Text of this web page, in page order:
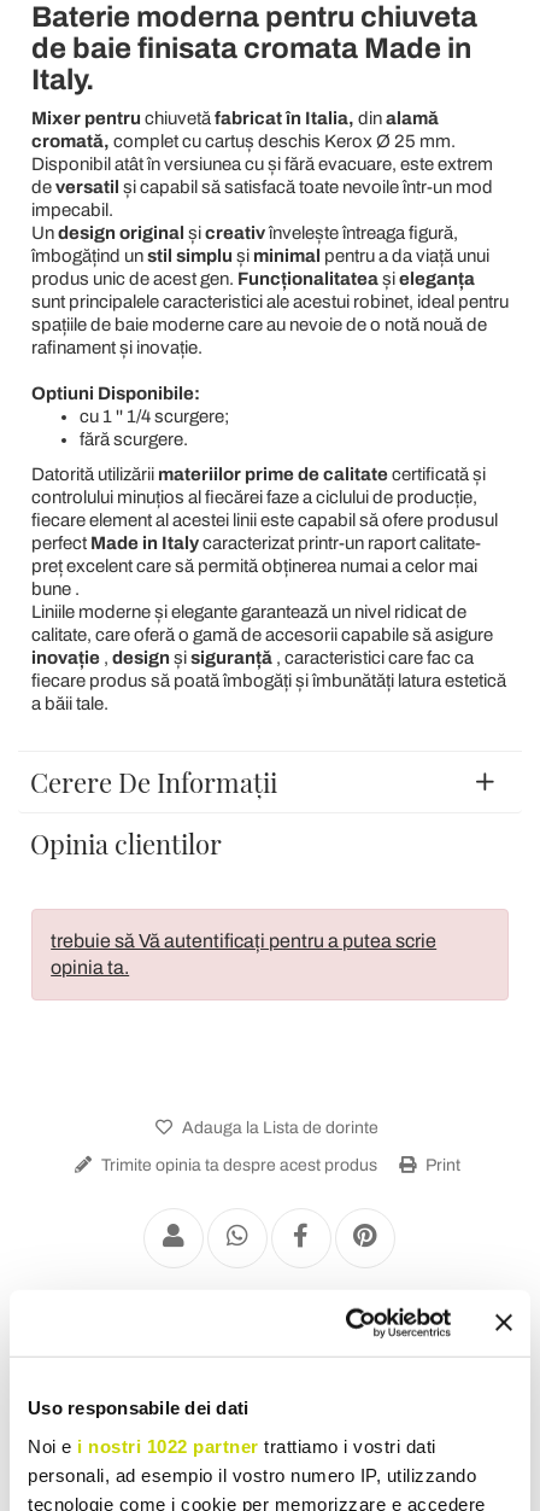
Uso responsabile dei dati
Noi e i nostri 1022 partner trattiamo i vostri dati
personali, ad esempio il vostro numero IP, utilizzando
tecnologie come i cookie per memorizzare e accedere
Baterie moderna pentru chiuveta
de baie finisata cromata Made in
Italy.
Mixer pentru chiuvetă fabricat în Italia, dinalamă
cromată, complet cu cartuș deschis Kerox Ø 25 mm.
Disponibil atât în versiunea cu și fără evacuare, este extrem
deversatil și capabil să satisfacă toate nevoile într-un mod
impecabil.
Undesign original șicreativînvelește întreaga figură,
îmbogățind unstil simplu și minimal pentru a da viață unui
produs unic de acest gen. Funcționalitateașieleganța
sunt principalele caracteristici ale acestui robinet, ideal pentru
spațiile de baie moderne care au nevoie de o notă nouă de
rafinament și inovație.
Optiuni Disponibile:
cu 1 '' 1/4 scurgere;
fără scurgere.
Datorită utilizării materiilor prime de calitatecertificată și
controlului minuțios al fiecărei faze a ciclului de producție,
fiecare element al acestei linii este capabil să ofere produsul
perfect Made in Italycaracterizat printr-un raport calitate-
preț excelent care să permită obținerea numai a celor mai
bune .
Liniile moderne și elegante garantează un nivel ridicat de
calitate, care oferă o gamă de accesorii capabile să asigure
inovație, design șisiguranță, caracteristici care fac ca
fiecare produs să poată îmbogăți și îmbunătăți latura estetică
a băii tale.
Cerere De Informații
Opinia clientilor
trebuie să Vă autentificați pentru a putea scrie
opinia ta.
Adauga la Lista de dorinte
Trimite opinia ta despre acest produs Print
Robinete pentru Chiuvetă